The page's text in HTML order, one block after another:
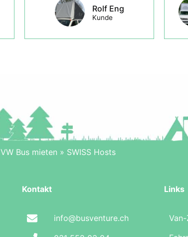
Rolf Eng
Kunde
VW Bus mieten » SWISS Hosts
Kontakt
info@busventure.ch
Links